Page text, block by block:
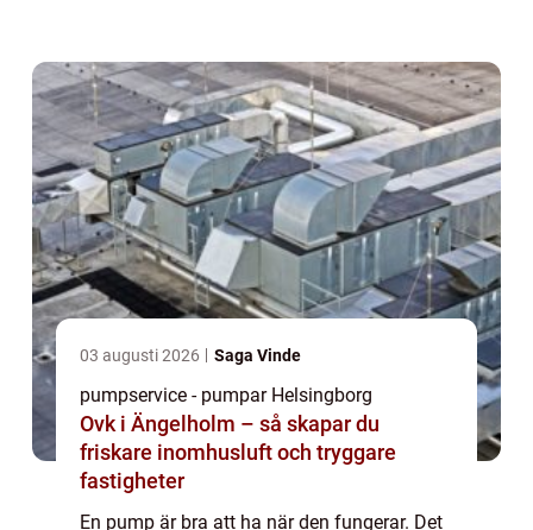
03 augusti 2026 Saga Vinde
pumpservice - pumpar Helsingborg
Ovk i Ängelholm – så skapar du
friskare inomhusluft och tryggare
fastigheter
En pump är bra att ha när den fungerar. Det